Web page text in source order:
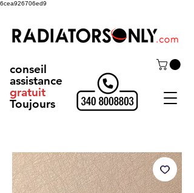
6cea926706ed9
conseil
assistance
gratuit
Toujours